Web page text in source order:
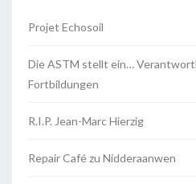
Projet Echosoil
Die ASTM stellt ein…
Fortbildungen
R.I.P. Jean-Marc Hierzig
Repair Café zu Nidderaanwen